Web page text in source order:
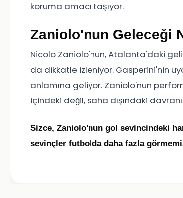
koruma amacı taşıyor.
Zaniolo'nun Geleceği
Nicolo Zaniolo'nun, Atalanta'daki
da dikkatle izleniyor. Gasperini'nin
anlamına geliyor. Zaniolo'nun
içindeki değil, saha dışındaki
Sizce, Zaniolo'nun gol sevincindeki
sevinçler futbolda daha fazla